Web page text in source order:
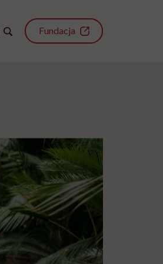
Fundacja